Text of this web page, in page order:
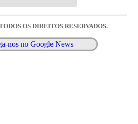
OS DIREITOS RESERVADOS.